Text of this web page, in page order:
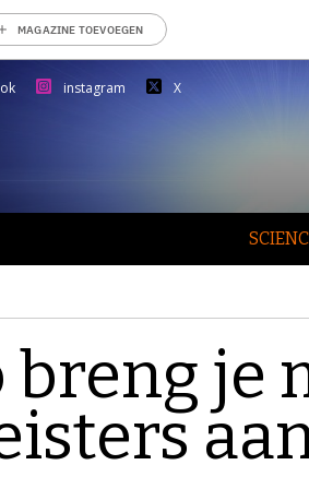
MAGAZINE TOEVOEGEN
instagram X
breng je